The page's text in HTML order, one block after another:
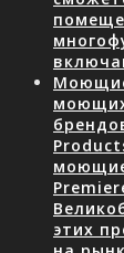
этих